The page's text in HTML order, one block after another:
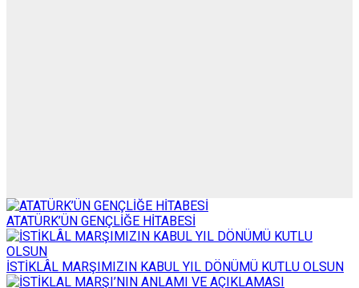
ATATÜRK’ÜN GENÇLİĞE HİTABESİ
İSTİKLÂL MARŞIMIZIN KABUL YIL DÖNÜMÜ KUTLU OLSUN